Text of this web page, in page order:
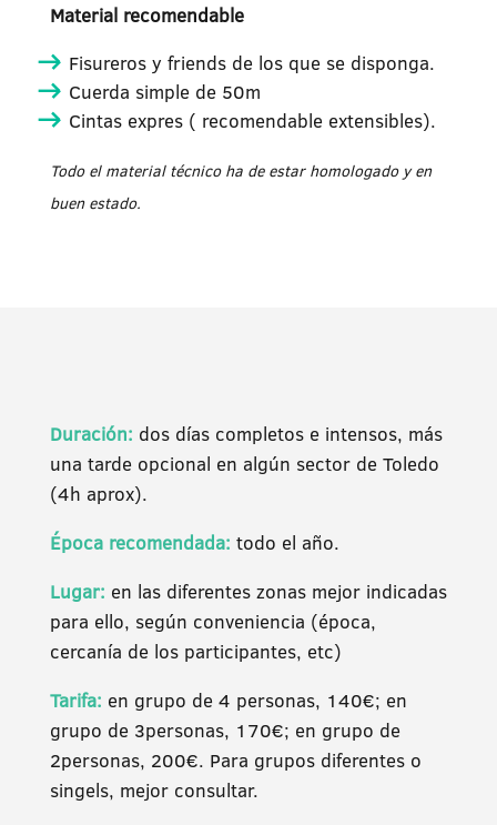
Material recomendable
Fisureros y friends de los que se disponga.
Cuerda simple de 50m
Cintas expres ( recomendable extensibles).
Todo el material técnico ha de estar homologado y en
buen estado.
Duración: dos días completos e intensos, más
una tarde opcional en algún sector de Toledo
(4h aprox).
Época recomendada: todo el año.
Lugar: en las diferentes zonas mejor indicadas
para ello, según conveniencia (época,
cercanía de los participantes, etc)
Tarifa: en grupo de 4 personas, 140€; en
grupo de 3personas, 170€; en grupo de
2personas, 200€. Para grupos diferentes o
singels, mejor consultar.